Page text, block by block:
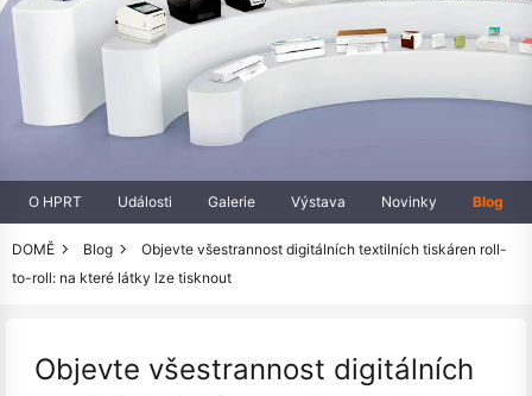
O HPRT Události Galerie Výstava Novinky Blog
DOMĚ Blog
Objevte všestrannost digitálních textilních tiskáren roll-
to-roll: na které látky lze tisknout
Objevte všestrannost digitálních